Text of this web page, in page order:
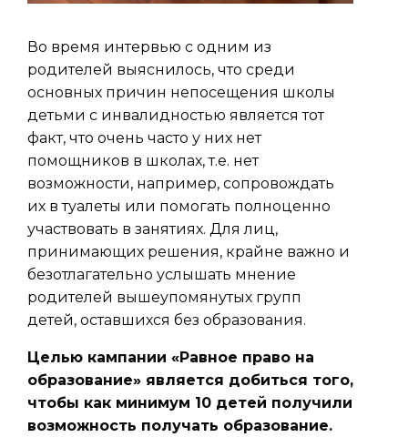
Во время интервью с одним из
родителей выяснилось, что среди
основных причин непосещения школы
детьми с инвалидностью является тот
факт, что очень часто у них нет
помощников в школах, т.е. нет
возможности, например, сопровождать
их в туалеты или помогать полноценно
участвовать в занятиях. Для лиц,
принимающих решения, крайне важно и
безотлагательно услышать мнение
родителей вышеупомянутых групп
детей, оставшихся без образования.
Целью кампании «Равное право на
образование» является добиться того,
чтобы как минимум 10 детей получили
возможность получать образование.